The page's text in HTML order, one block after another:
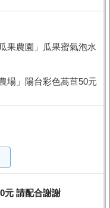
果農園」瓜果蜜氣泡水
場」陽台彩色萵苣50元
元 請配合謝謝